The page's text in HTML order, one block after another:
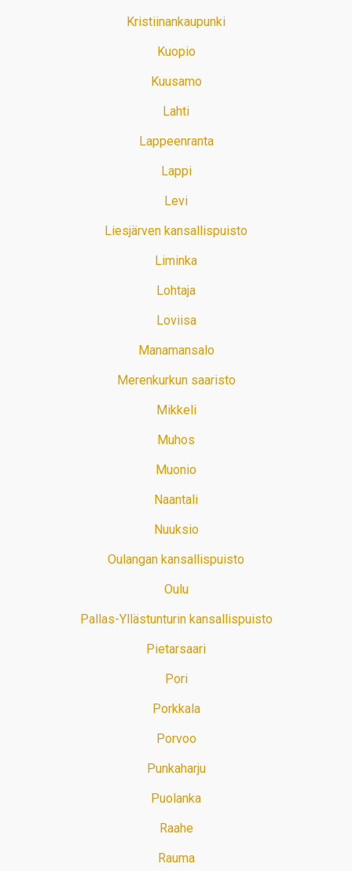
Kristiinankaupunki
Kuopio
Kuusamo
Lahti
Lappeenranta
Lappi
Levi
Liesjärven kansallispuisto
Liminka
Lohtaja
Loviisa
Manamansalo
Merenkurkun saaristo
Mikkeli
Muhos
Muonio
Naantali
Nuuksio
Oulangan kansallispuisto
Oulu
Pallas-Yllästunturin kansallispuisto
Pietarsaari
Pori
Porkkala
Porvoo
Punkaharju
Puolanka
Raahe
Rauma